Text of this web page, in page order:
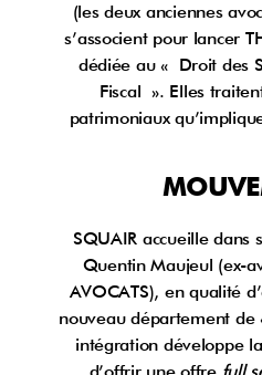
(les deux anciennes
s’associent pour lancer
dédiée au « Droit des
Fiscal ». Elles
patrimoniaux
SQUAIR accueille dans
Quentin Maujeul (ex-
AVOCATS), en qualité
nouveau département
intégration développe